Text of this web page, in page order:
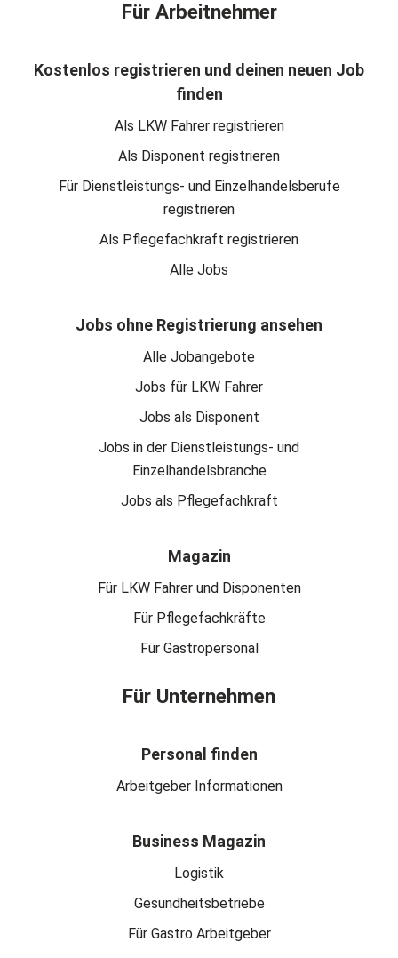
Für Arbeitnehmer
Kostenlos registrieren und deinen neuen Job
finden
Als LKW Fahrer registrieren
Als Disponent registrieren
Für Dienstleistungs- und Einzelhandelsberufe
registrieren
Als Pflegefachkraft registrieren
Alle Jobs
Jobs ohne Registrierung ansehen
Alle Jobangebote
Jobs für LKW Fahrer
Jobs als Disponent
Jobs in der Dienstleistungs- und
Einzelhandelsbranche
Jobs als Pflegefachkraft
Magazin
Für LKW Fahrer und Disponenten
Für Pflegefachkräfte
Für Gastropersonal
Für Unternehmen
Personal finden
Arbeitgeber Informationen
Business Magazin
Logistik
Gesundheitsbetriebe
Für Gastro Arbeitgeber